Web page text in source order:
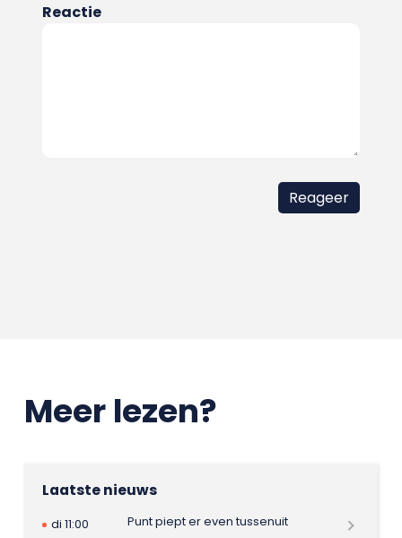
Reactie
Meer lezen?
Laatste nieuws
di 11:00
Punt piept er even tussenuit